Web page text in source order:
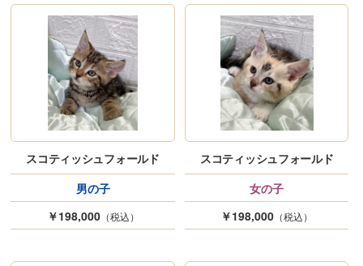
スコティッシュフォールド
男の子
￥198,000（税込）
スコティッシュフォールド
女の子
￥198,000 （税込）